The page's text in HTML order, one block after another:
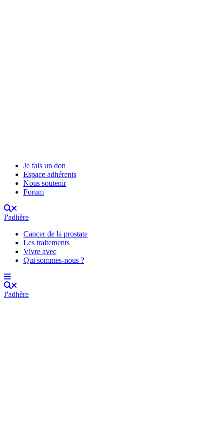
Je fais un don
Espace adhérents
Nous soutenir
Forum
J'adhère
Cancer de la prostate
Les traitements
Vivre avec
Qui sommes-nous ?
J'adhère